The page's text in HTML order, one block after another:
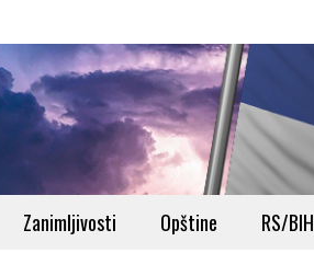
Zanimljivosti Opštine RS/BIH